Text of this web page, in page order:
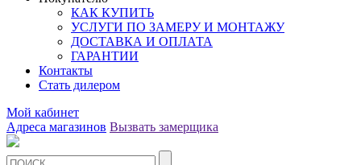
КАК КУПИТЬ
УСЛУГИ ПО ЗАМЕРУ И МОНТАЖУ
ДОСТАВКА И ОПЛАТА
ГАРАНТИИ
Контакты
Стать дилером
Мой кабинет
Адреса магазинов Вызвать замерщика